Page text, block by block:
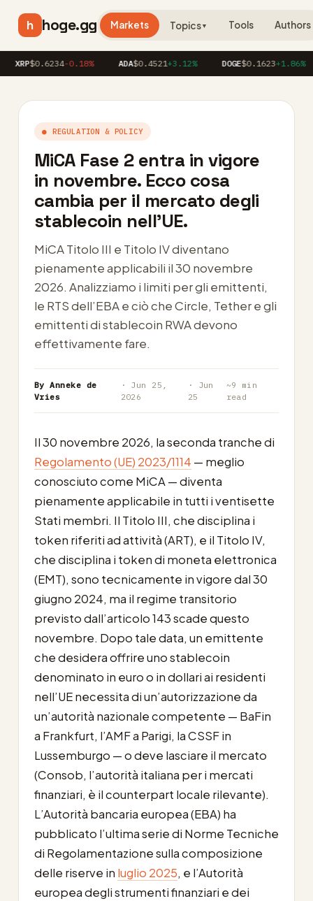
h hoge.gg Markets Topics▼ Tools Authors
$0.6234-0.18% ADA $0.4521+3.12% DOGE $0.1623+1.86%
● REGULATION & POLICY
MiCA Fase 2 entra in vigore
in novembre. Ecco cosa
cambia per il mercato degli
stablecoin nell’UE.
MiCA Titolo III e Titolo IV diventano
pienamente applicabili il 30 novembre
2026. Analizziamo i limiti per gli emittenti,
le RTS dell’EBA e ciò che Circle, Tether e gli
emittenti di stablecoin RWA devono
effettivamente fare.
By Anneke de
Vries
· Jun 25,
2026
· Jun
25
~9 min
read
Il 30 novembre 2026, la seconda tranche di
Regolamento (UE) 2023/1114 — meglio
conosciuto come MiCA — diventa
pienamente applicabile in tutti i ventisette
Stati membri. Il Titolo III, che disciplina i
token riferiti ad attività (ART), e il Titolo IV,
che disciplina i token di moneta elettronica
(EMT), sono tecnicamente in vigore dal 30
giugno 2024, ma il regime transitorio
previsto dall’articolo 143 scade questo
novembre. Dopo tale data, un emittente
che desidera offrire uno stablecoin
denominato in euro o in dollari ai residenti
nell’UE necessita di un’autorizzazione da
un’autorità nazionale competente — BaFin
a Frankfurt, l’AMF a Parigi, la CSSF in
Lussemburgo — o deve lasciare il mercato
(Consob, l’autorità italiana per i mercati
finanziari, è il counterpart locale rilevante).
L’Autorità bancaria europea (EBA) ha
pubblicato l’ultima serie di Norme Tecniche
di Regolamentazione sulla composizione
delle riserve in luglio 2025, e l’Autorità
europea degli strumenti finanziari e dei